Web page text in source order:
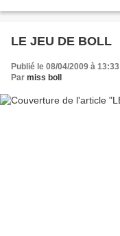
LE JEU DE BOLL
Publié le 08/04/2009 à 13:33
Par miss boll